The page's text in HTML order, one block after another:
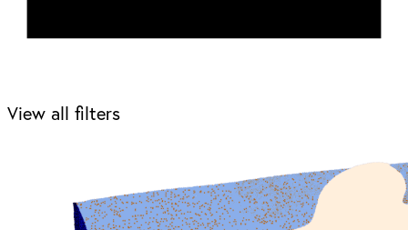
View all filters